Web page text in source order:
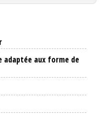
adaptée aux forme de